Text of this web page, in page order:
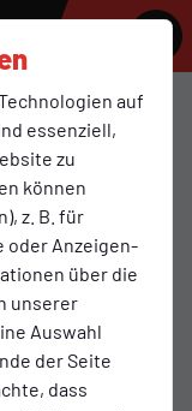
auf
essenziell,
zu
können
z. B. für
oder Anzeigen-
über die
unserer
Auswahl
der Seite
dass